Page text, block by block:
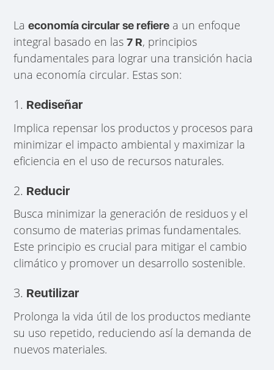
Laeconomía circular se refiere a un enfoque
integral basado en las7 R, principios
fundamentales para lograr una transición hacia
una economía circular. Estas son:
1. Rediseñar
Implica repensar los productos y procesos para
minimizar el impacto ambiental y maximizar la
eficiencia en el uso de recursos naturales.
2. Reducir
Busca minimizar la generación de residuos y el
consumo de materias primas fundamentales.
Este principio es crucial para mitigar el cambio
climático y promover un desarrollo sostenible.
3. Reutilizar
Prolonga la vida útil de los productos mediante
su uso repetido, reduciendo así la demanda de
nuevos materiales.